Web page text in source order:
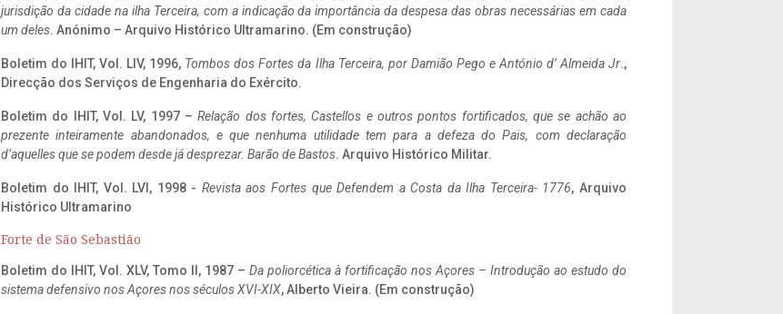
jurisdição da cidade na ilha Terceira, com a indicação da importância da despesa das obras necessárias em cada
um deles. Anónimo – Arquivo Histórico Ultramarino. (Em construção)
Boletim do IHIT, Vol. LIV, 1996, Tombos dos Fortes da Ilha Terceira, por Damião Pego e António d’ Almeida Jr.,
Direcção dos Serviços de Engenharia do Exército.
Boletim do IHIT, Vol. LV, 1997 –Relação dos fortes, Castellos e outros pontos fortificados, que se achão ao
prezente inteiramente abandonados, e que nenhuma utilidade tem para a defeza do Pais, com declaração
d’aquelles que se podem desde já desprezar. Barão de Bastos. Arquivo Histórico Militar.
Boletim do IHIT, Vol. LVI, 1998 - Revista aos Fortes que Defendem a Costa da Ilha Terceira- 1776, Arquivo
Histórico Ultramarino
Forte de São Sebastião
Boletim do IHIT, Vol. XLV, Tomo II, 1987 – Da poliorcética à fortificação nos Açores – Introdução ao estudo do
sistema defensivo nos Açores nos séculos XVI-XIX, Alberto Vieira. (Em construção)